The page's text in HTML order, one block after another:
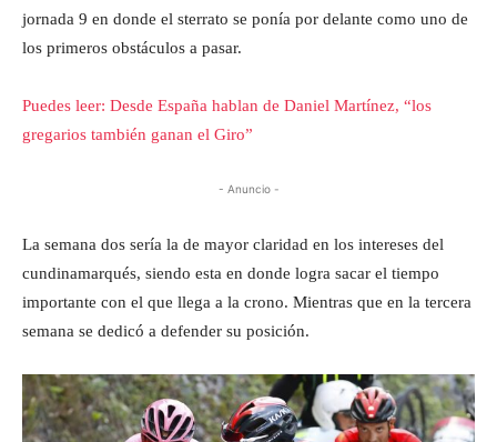
jornada 9 en donde el sterrato se ponía por delante como uno de
los primeros obstáculos a pasar.
Puedes leer: Desde España hablan de Daniel Martínez, “los
gregarios también ganan el Giro”
- Anuncio -
La semana dos sería la de mayor claridad en los intereses del
cundinamarqués, siendo esta en donde logra sacar el tiempo
importante con el que llega a la crono. Mientras que en la tercera
semana se dedicó a defender su posición.